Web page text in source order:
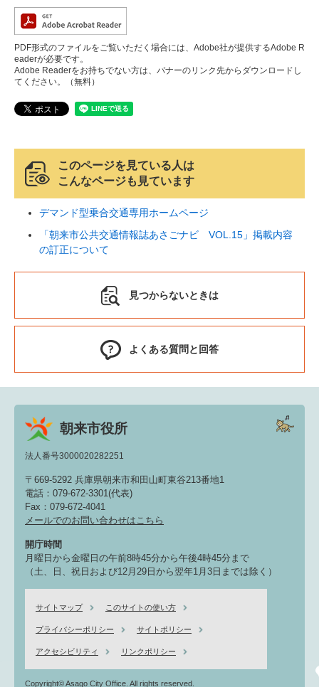
PDF形式のファイルをご覧いただく場合には、Adobe社が提供するAdobe R
eaderが必要です。
Adobe Readerをお持ちでない方は、バナーのリンク先からダウンロードし
てください。（無料）
このページを見ている人は
こんなページも見ています
デマンド型乗合交通専用ホームページ
「朝来市公共交通情報誌あさごナビ VOL.15」掲載内容
の訂正について
見つからないときは
よくある質問と回答
朝来市役所
法人番号3000020282251
〒669-5292 兵庫県朝来市和田山町東谷213番地1
電話：079-672-3301(代表)
Fax：079-672-4041
メールでのお問い合わせはこちら
開庁時間
月曜日から金曜日の午前8時45分から午後4時45分まで
（土、日、祝日および12月29日から翌年1月3日までは除く）
サイトマップ このサイトの使い方
プライバシーポリシー サイトポリシー
アクセシビリティ リンクポリシー
Copyright© Asago City Office. All rights reserved.